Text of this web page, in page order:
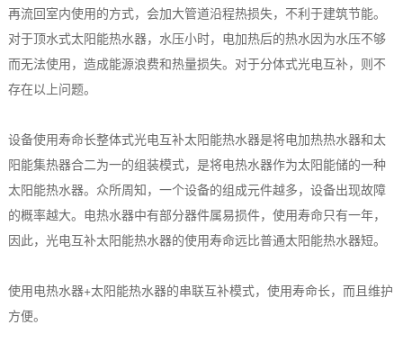
再流回室内使用的方式，会加大管道沿程热损失，不利于建筑节能。
对于顶水式太阳能热水器，水压小时，电加热后的热水因为水压不够
而无法使用，造成能源浪费和热量损失。对于分体式光电互补，则不
存在以上问题。
设备使用寿命长整体式光电互补太阳能热水器是将电加热热水器和太
阳能集热器合二为一的组装模式，是将电热水器作为太阳能储的一种
太阳能热水器。众所周知，一个设备的组成元件越多，设备出现故障
的概率越大。电热水器中有部分器件属易损件，使用寿命只有一年，
因此，光电互补太阳能热水器的使用寿命远比普通太阳能热水器短。
使用电热水器+太阳能热水器的串联互补模式，使用寿命长，而且维护
方便。